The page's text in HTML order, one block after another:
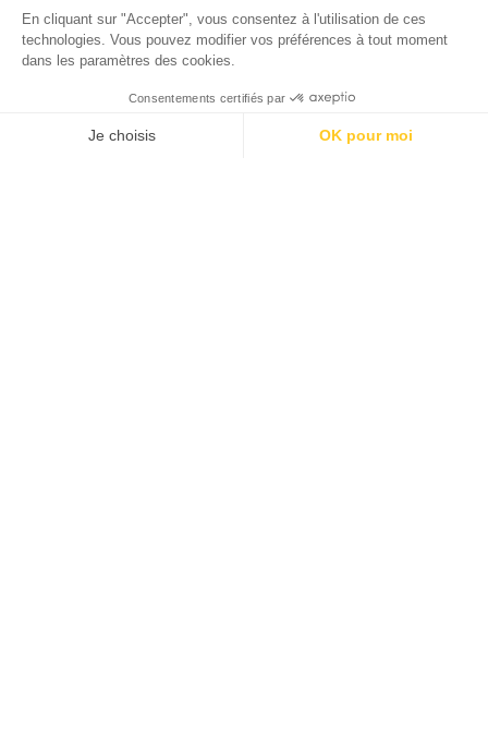
En cliquant sur "Accepter", vous consentez à l'utilisation de ces
technologies. Vous pouvez modifier vos préférences à tout moment
dans les paramètres des cookies.
Consentements certifiés par
Je choisis OK pour moi
CATÉGORIE